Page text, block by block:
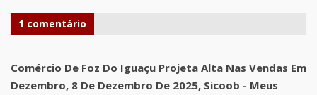
1 comentário
Comércio De Foz Do Iguaçu Projeta Alta Nas Vendas Em
Dezembro, 8 De Dezembro De 2025, Sicoob - Meus